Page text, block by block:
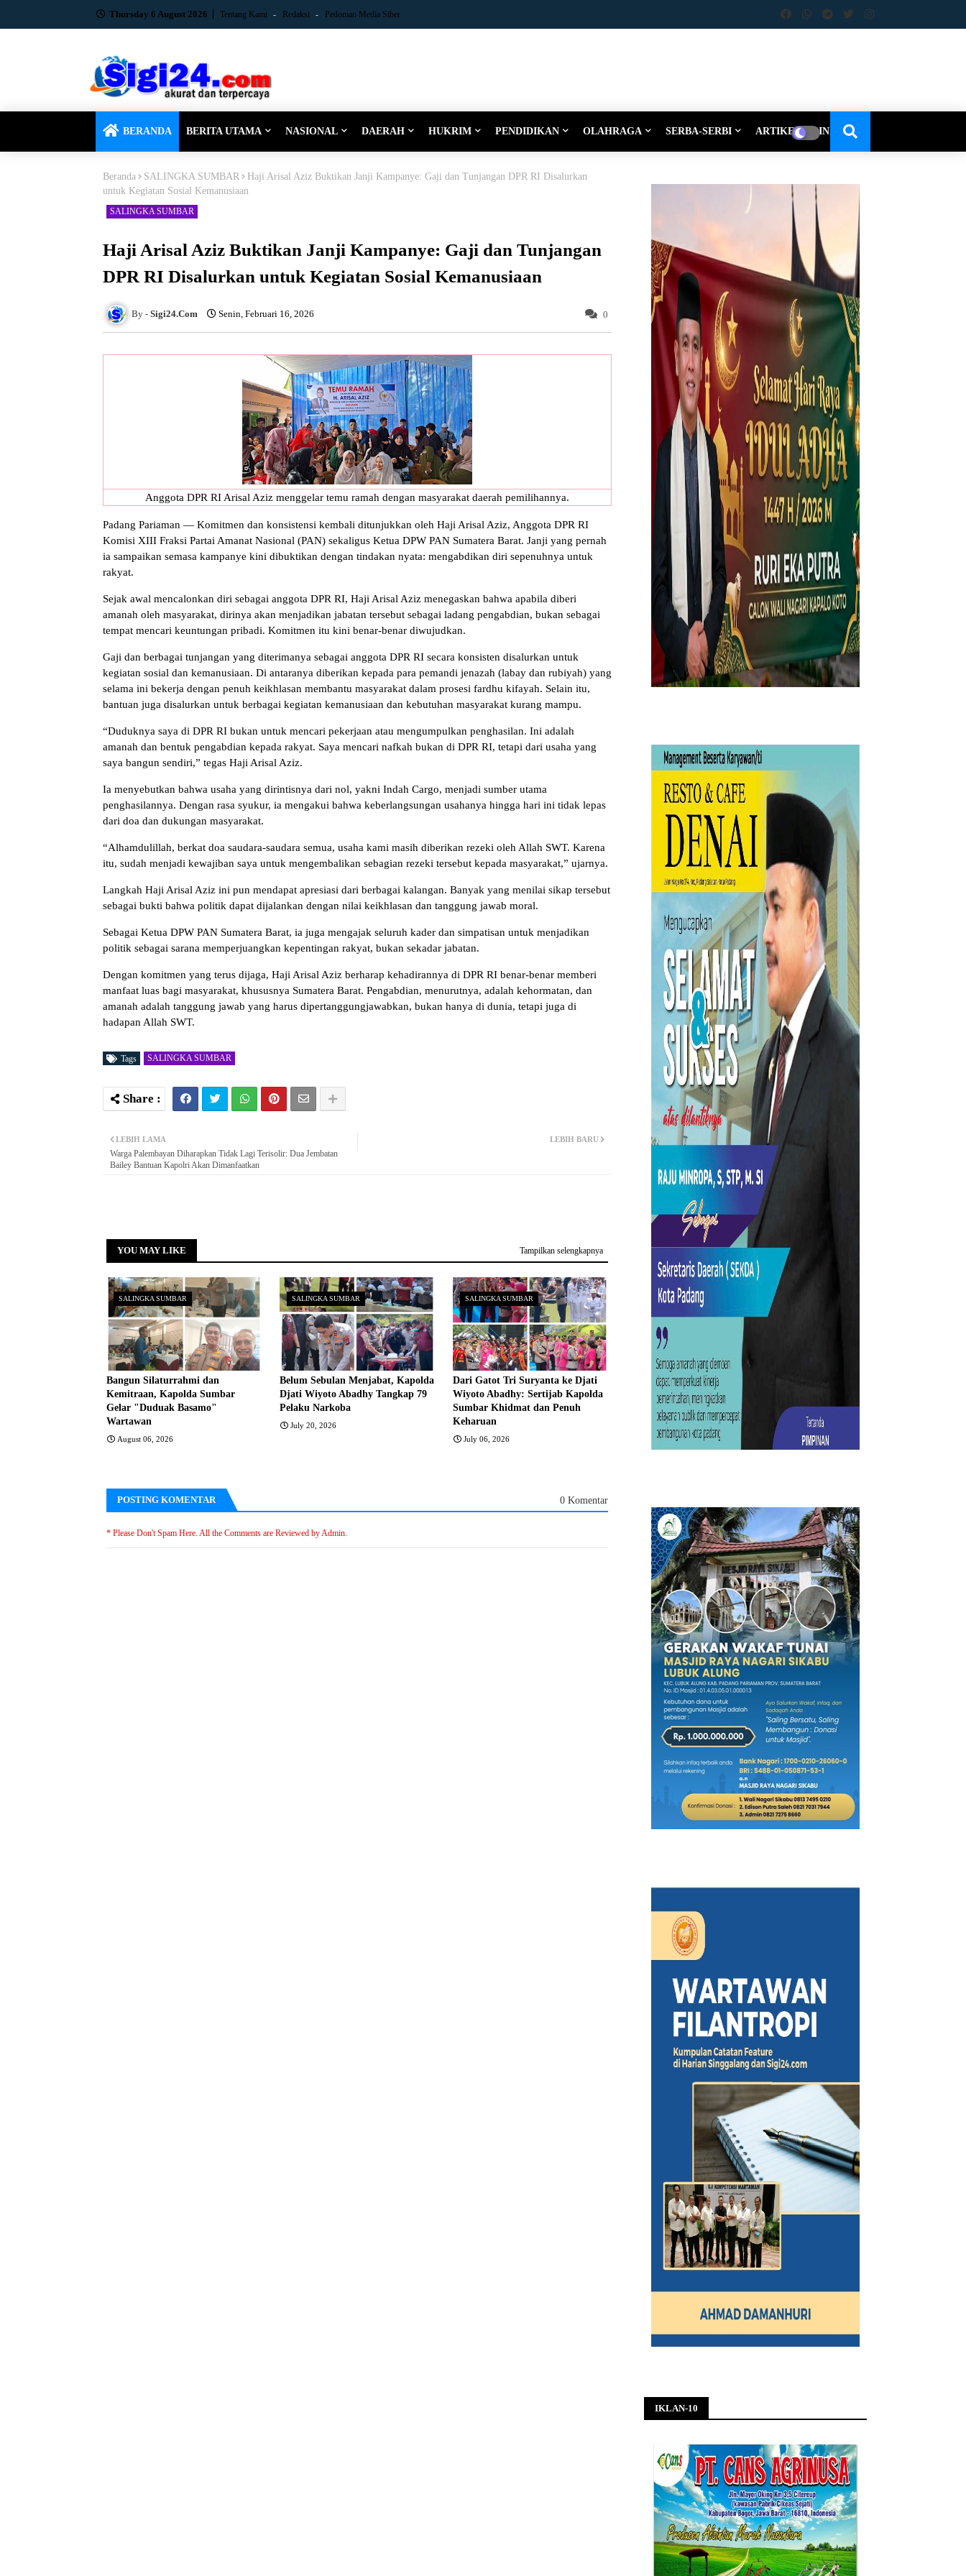
Thursday 6 August 2026 Tentang Kami Redaksi Pedoman Media Siber
BERANDA BERITA UTAMA NASIONAL DAERAH HUKRIM PENDIDIKAN OLAHRAGA SERBA-SERBI ARTIKEL-OPINI
Beranda SALINGKA SUMBAR
Haji Arisal Aziz Buktikan Janji Kampanye: Gaji dan Tunjangan DPR RI Disalurkan
untuk Kegiatan Sosial Kemanusiaan
SALINGKA SUMBAR
Haji Arisal Aziz Buktikan Janji Kampanye: Gaji dan Tunjangan
DPR RI Disalurkan untuk Kegiatan Sosial Kemanusiaan
Sigi24.Com Senin, Februari 16, 2026 0
Anggota DPR RI Arisal Aziz menggelar temu ramah dengan masyarakat daerah pemilihannya.
Padang Pariaman — Komitmen dan konsistensi kembali ditunjukkan oleh Haji Arisal Aziz, Anggota DPR RI
Komisi XIII Fraksi Partai Amanat Nasional (PAN) sekaligus Ketua DPW PAN Sumatera Barat. Janji yang pernah
ia sampaikan semasa kampanye kini dibuktikan dengan tindakan nyata: mengabdikan diri sepenuhnya untuk
rakyat.
Sejak awal mencalonkan diri sebagai anggota DPR RI, Haji Arisal Aziz menegaskan bahwa apabila diberi
amanah oleh masyarakat, dirinya akan menjadikan jabatan tersebut sebagai ladang pengabdian, bukan sebagai
tempat mencari keuntungan pribadi. Komitmen itu kini benar-benar diwujudkan.
Gaji dan berbagai tunjangan yang diterimanya sebagai anggota DPR RI secara konsisten disalurkan untuk
kegiatan sosial dan kemanusiaan. Di antaranya diberikan kepada para pemandi jenazah (labay dan rubiyah) yang
selama ini bekerja dengan penuh keikhlasan membantu masyarakat dalam prosesi fardhu kifayah. Selain itu,
bantuan juga disalurkan untuk berbagai kegiatan kemanusiaan dan kebutuhan masyarakat kurang mampu.
“Duduknya saya di DPR RI bukan untuk mencari pekerjaan atau mengumpulkan penghasilan. Ini adalah
amanah dan bentuk pengabdian kepada rakyat. Saya mencari nafkah bukan di DPR RI, tetapi dari usaha yang
saya bangun sendiri,” tegas Haji Arisal Aziz.
Ia menyebutkan bahwa usaha yang dirintisnya dari nol, yakni Indah Cargo, menjadi sumber utama
penghasilannya. Dengan rasa syukur, ia mengakui bahwa keberlangsungan usahanya hingga hari ini tidak lepas
dari doa dan dukungan masyarakat.
“Alhamdulillah, berkat doa saudara-saudara semua, usaha kami masih diberikan rezeki oleh Allah SWT. Karena
itu, sudah menjadi kewajiban saya untuk mengembalikan sebagian rezeki tersebut kepada masyarakat,” ujarnya.
Langkah Haji Arisal Aziz ini pun mendapat apresiasi dari berbagai kalangan. Banyak yang menilai sikap tersebut
sebagai bukti bahwa politik dapat dijalankan dengan nilai keikhlasan dan tanggung jawab moral.
Sebagai Ketua DPW PAN Sumatera Barat, ia juga mengajak seluruh kader dan simpatisan untuk menjadikan
politik sebagai sarana memperjuangkan kepentingan rakyat, bukan sekadar jabatan.
Dengan komitmen yang terus dijaga, Haji Arisal Aziz berharap kehadirannya di DPR RI benar-benar memberi
manfaat luas bagi masyarakat, khususnya Sumatera Barat. Pengabdian, menurutnya, adalah kehormatan, dan
amanah adalah tanggung jawab yang harus dipertanggungjawabkan, bukan hanya di dunia, tetapi juga di
hadapan Allah SWT.
Tags SALINGKA SUMBAR
LEBIH BARU
LEBIH LAMA
Warga Palembayan Diharapkan Tidak Lagi Terisolir: Dua Jembatan
Bailey Bantuan Kapolri Akan Dimanfaatkan
YOU MAY LIKE Tampilkan selengkapnya
SALINGKA SUMBAR
Bangun Silaturrahmi dan
Kemitraan, Kapolda Sumbar
Gelar "Duduak Basamo"
Wartawan
August 06, 2026
SALINGKA SUMBAR
Belum Sebulan Menjabat, Kapolda
Djati Wiyoto Abadhy Tangkap 79
Pelaku Narkoba
July 20, 2026
SALINGKA SUMBAR
Dari Gatot Tri Suryanta ke Djati
Wiyoto Abadhy: Sertijab Kapolda
Sumbar Khidmat dan Penuh
Keharuan
July 06, 2026
POSTING KOMENTAR 0 Komentar
* Please Don't Spam Here. All the Comments are Reviewed by Admin.
IKLAN-10